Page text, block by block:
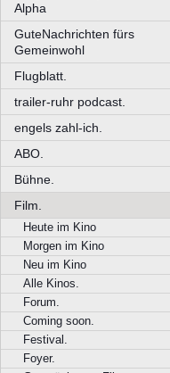
Alpha
GuteNachrichten fürs
Gemeinwohl
Flugblatt.
trailer-ruhr podcast.
engels zahl-ich.
ABO.
Bühne.
Film.
Heute im Kino
Morgen im Kino
Neu im Kino
Alle Kinos.
Forum.
Coming soon.
Festival.
Foyer.